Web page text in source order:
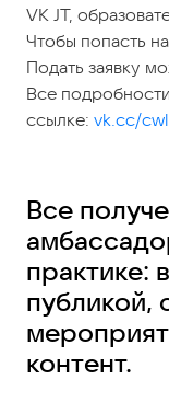
Все
практике:
публикой,
контент.
VK JT,
Чтобы попасть
Подать заявку
Все
ссылке: vk.cc/